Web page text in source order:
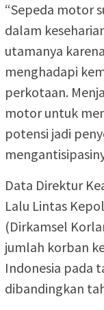
“Sepeda motor
dalam
utamanya
menghadapi
perkotaan.
motor untuk
potensi jadi
Data Direktur
Lalu Lintas
(Dirkamsel
jumlah korban
Indonesia pada
dibandingkan